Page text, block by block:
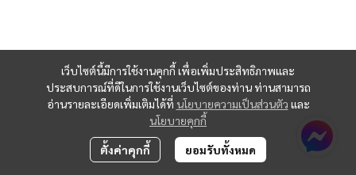
เว็บไซต์นี้มีการใช้งานคุกกี้ เพื่อเพิ่มประสิทธิภาพและ
ประสบการณ์ที่ดีในการใช้งานเว็บไซต์ของท่าน ท่านสามารถ
อ่านรายละเอียดเพิ่มเติมได้ที่ นโยบายความเป็นส่วนตัว และ
นโยบายคุกกี้
ตั้งค่าคุกกี้ ยอมรับทั้งหมด